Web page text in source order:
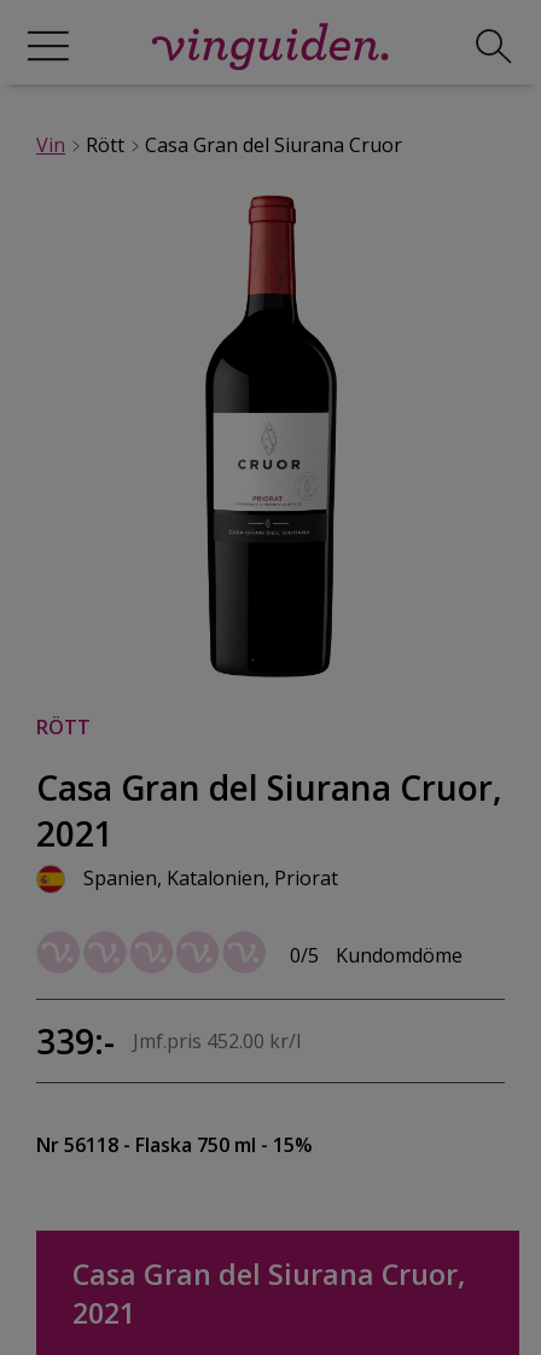
Vin Rött Casa Gran del Siurana Cruor
RÖTT
Casa Gran del Siurana Cruor,
2021
Spanien, Katalonien, Priorat
0/5 Kundomdöme
339:- Jmf.pris 452.00 kr/l
Nr 56118 - Flaska 750 ml - 15%
Casa Gran del Siurana Cruor,
2021